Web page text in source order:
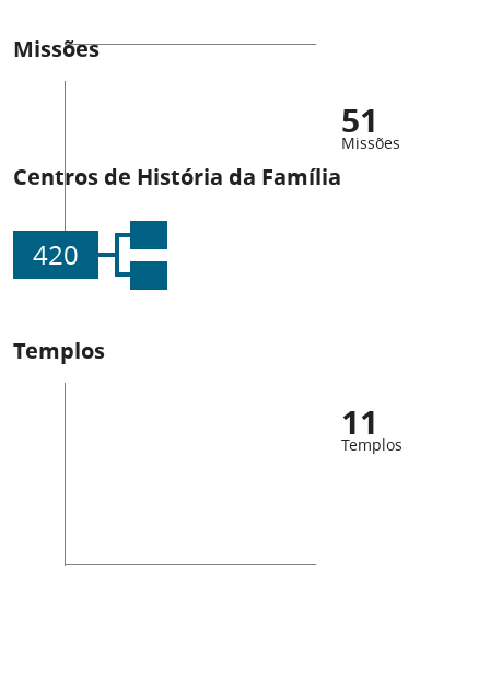
Missões
51
Missões
Centros de História da Família
420
Templos
11
Templos